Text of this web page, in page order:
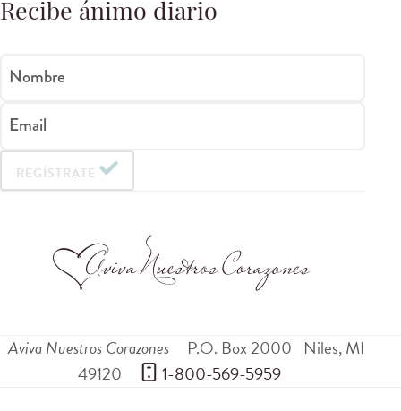
Recibe ánimo diario
Nombre
Email
REGÍSTRATE
Aviva Nuestros Corazones P.O. Box 2000 Niles,MI
49120
1-800-569-5959